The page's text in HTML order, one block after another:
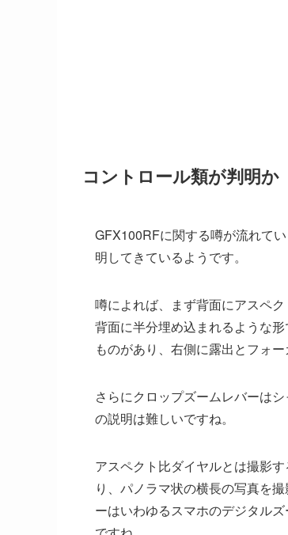
コントロール類が判明か
GFX100RFに関する噂が流れて
明してきているようです。
噂によれば、まず背面にアスペ
背面に半分埋め込まれるような
ものがあり、右側に露出とフォ
さらにクロップズームレバーは
の説明は難しいですね。
アスペクト比ダイヤルとは撮影
り、パノラマ状の横長の写真を
ーはいわゆるスマホのデジタル